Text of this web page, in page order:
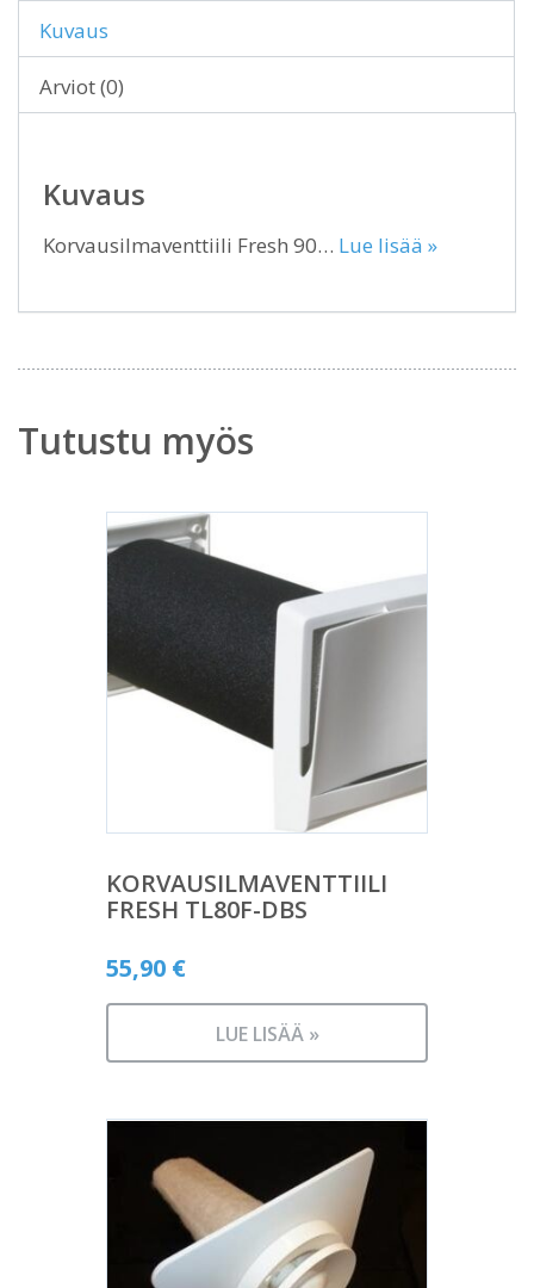
Kuvaus
Arviot (0)
Kuvaus
Korvausilmaventtiili Fresh 90… Lue lisää »
Tutustu myös
KORVAUSILMAVENTTIILI
FRESH TL80F-DBS
55,90 €
LUE LISÄÄ »